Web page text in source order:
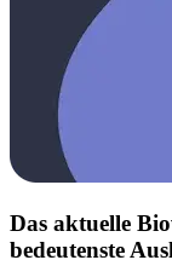
Das aktuelle
bedeutenste